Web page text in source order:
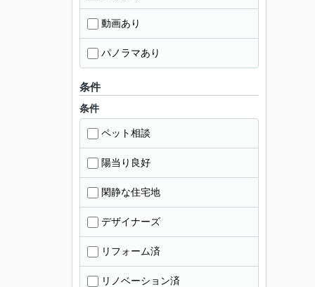
動画あり
パノラマあり
条件
条件
ペット相談
陽当り良好
閑静な住宅地
デザイナーズ
リフォーム済
リノベーション済